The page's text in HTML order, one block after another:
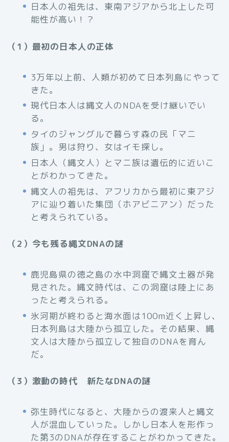
日本人の祖先は、東南アジアから北上した可
能性が高い！？
（1）最初の日本人の正体
3万年以上前、人類が初めて日本列島にやって
きた。
現代日本人は縄文人のNDAを受け継いでい
る。
タイのジャングルで暮らす森の民「マニ
族」。男は狩り、女はイモ探し。
日本人（縄文人）とマニ族は遺伝的に近いこ
とがわかってきた。
縄文人の祖先は、アフリカから最初に東アジ
アに辿り着いた集団（ホアビニアン）だった
と考えられている。
（2）今も残る縄文DNAの謎
鹿児島県の徳之島の水中洞窟で縄文土器が発
見された。縄文時代は、この洞窟は陸上にあ
ったと考えられる。
氷河期が終わると海水面は100m近く上昇し、
日本列島は大陸から孤立した。その結果、縄
文人は大陸から孤立して独自のDNAを育ん
だ。
（3）激動の時代 新たなDNAの謎
弥生時代になると、大陸からの渡来人と縄文
人が混血していった。しかし日本人を形作っ
た第3のDNAが存在することがわかってきた。